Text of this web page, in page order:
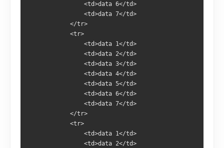
                <td>data 6</td>
                <td>data 7</td>
            </tr>
            <tr>
                <td>data 1</td>
                <td>data 2</td>
                <td>data 3</td>
                <td>data 4</td>
                <td>data 5</td>
                <td>data 6</td>
                <td>data 7</td>
            </tr>
            <tr>
                <td>data 1</td>
                <td>data 2</td>